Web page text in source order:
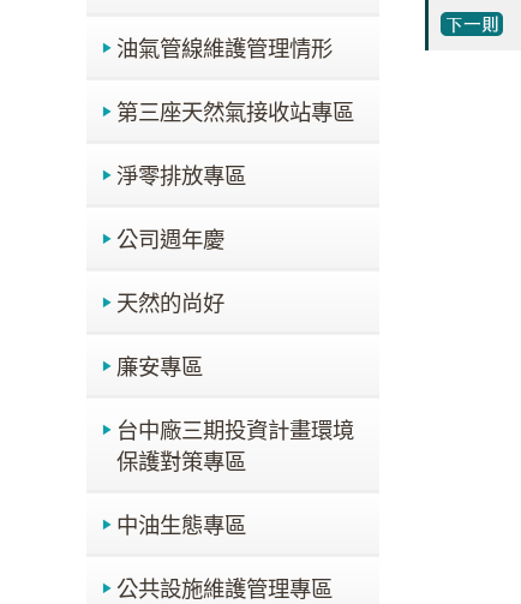
油氣管線維護管理情形
第三座天然氣接收站專區
淨零排放專區
公司週年慶
天然的尚好
廉安專區
台中廠三期投資計畫環境
保護對策專區
中油生態專區
公共設施維護管理專區